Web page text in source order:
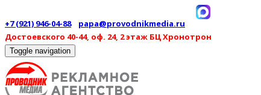
+7 (921) 946-04-88
papa@provodnikmedia.ru
Достоевского 40-44, оф. 24, 2 этаж БЦ Хронотрон
Toggle navigation